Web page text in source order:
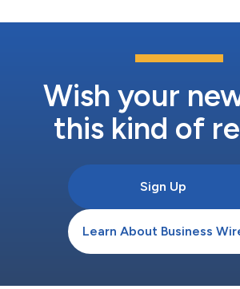
Wish your
this kind of
Sign Up
Learn About Business